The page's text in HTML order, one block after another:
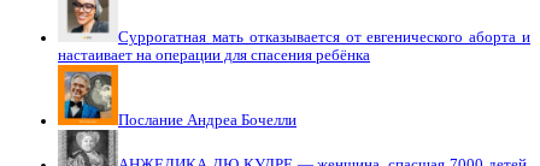
Суррогатная мать отказывается от евгенического аборта и
настаивает на операции для спасения ребёнка
Послание Андреа Бочелли